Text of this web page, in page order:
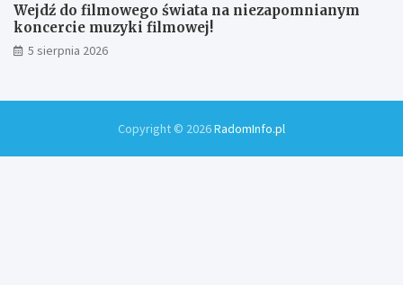
Wejdź do filmowego świata na niezapomnianym
koncercie muzyki filmowej!
5 sierpnia 2026
Copyright © 2026RadomInfo.pl